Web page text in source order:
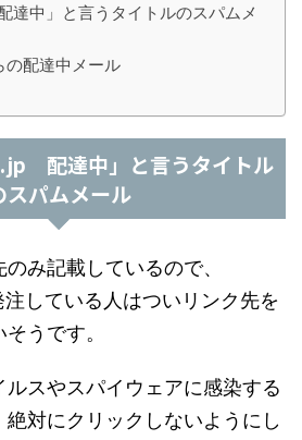
中」と言うタイトルのスパムメ
配達中メール
配達中」と言うタイトル
スパムメール
み記載しているので、
している人はついリンク先を
うです。
ルスやスパイウェアに感染する
対にクリックしないようにし